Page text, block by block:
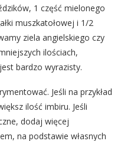
1 część mielonego
muszkatołowej i 1/2
ziela angielskiego czy
ilościach,
bardzo wyrazisty.
Jeśli na przykład
ilość imbiru. Jeśli
dodaj więcej
na podstawie własnych